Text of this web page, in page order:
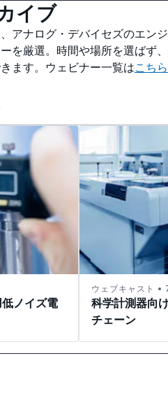
イブ
アナログ・デバイセズのエンジ
を厳選。時間や場所を選ばず、
ます。ウェビナー一覧はこちら
ノイズ電
科学計測器向
チェーン
ウェブキャスト